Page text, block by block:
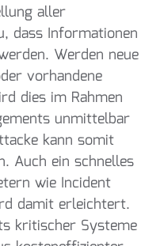
aller
dass Informationen
Werden neue
vorhandene
dies im Rahmen
unmittelbar
kann somit
Auch ein schnelles
wie Incident
damit erleichtert.
kritischer Systeme